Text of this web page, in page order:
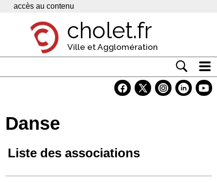
Panneau de gestion des cookies
accès au contenu
cholet.fr
Ville et Agglomération
Economie
Danse
Liste des associations